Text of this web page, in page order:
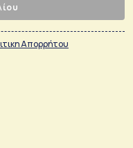
Απορρήτου